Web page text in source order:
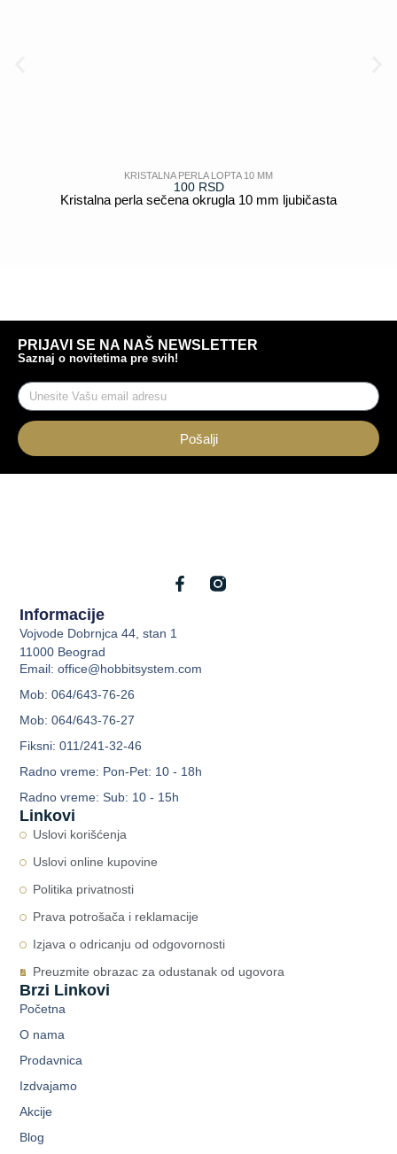
KRISTALNA PERLA LOPTA 10 MM
100 RSD
Kristalna perla sečena okrugla 10 mm ljubičasta
PRIJAVI SE NA NAŠ NEWSLETTER
Saznaj o novitetima pre svih!
Pošalji
Linkovi
Uslovi korišćenja
Uslovi online kupovine
Politika privatnosti
Prava potrošača i reklamacije
Izjava o odricanju od odgovornosti
Preuzmite obrazac za odustanak od ugovora
Brzi Linkovi
Početna
O nama
Prodavnica
Izdvajamo
Akcije
Blog
Informacije
Vojvode Dobrnjca 44, stan 1
11000 Beograd
Email: office@hobbitsystem.com
Mob: 064/643-76-26
Mob: 064/643-76-27
Fiksni: 011/241-32-46
Radno vreme: Pon-Pet: 10 - 18h
Radno vreme: Sub: 10 - 15h